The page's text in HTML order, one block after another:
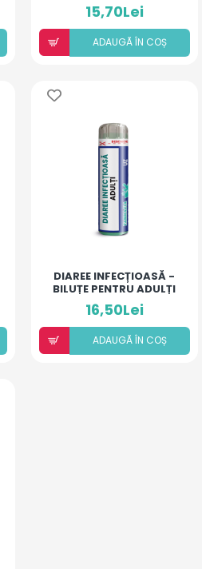
15,70Lei
ADAUGÃ ÎN COȘ
DIAREE INFECȚIOASĂ -
BILUȚE PENTRU ADULȚI
16,50Lei
ADAUGÃ ÎN COȘ